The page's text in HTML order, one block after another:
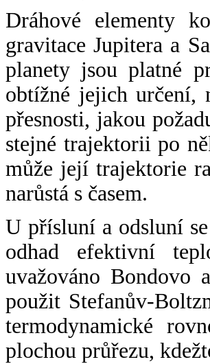
Dráhové elementy
gravitace Jupitera a
planety jsou platné
obtížné jejich určení,
přesnosti, jakou
stejné trajektorii po
může její trajektorie
narůstá s časem.
U přísluní a odsluní
odhad efektivní
uvažováno Bondovo
použit Stefanův-
termodynamické
plochou průřezu,